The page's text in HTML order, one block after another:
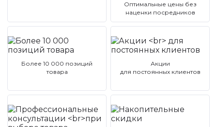
Оптимальные цены без
наценки посредников
Более 10 000 позиций
товара
Акции
для постоянных клиентов